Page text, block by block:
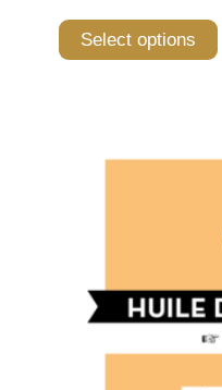
Select options